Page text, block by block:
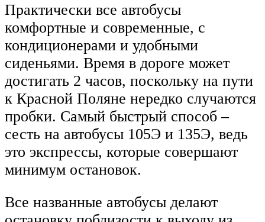
Практически все автобусы
комфортные и современные, с
кондиционерами и удобными
сиденьями. Время в дороге может
достигать 2 часов, поскольку на пути
к Красной Поляне нередко случаются
пробки. Самый быстрый способ –
сесть на автобусы 105Э и 135Э, ведь
это экспрессы, которые совершают
минимум остановок.
Все названные автобусы делают